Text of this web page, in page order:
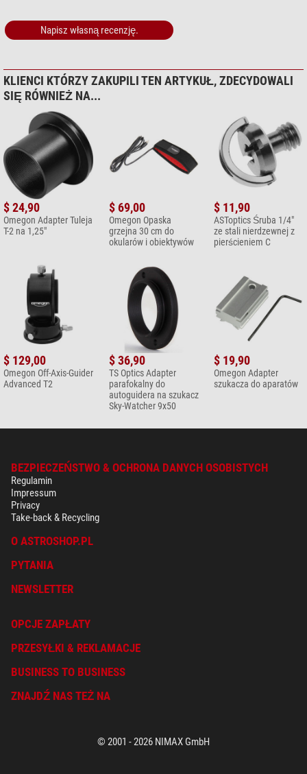
Napisz własną recenzję.
KLIENCI KTÓRZY ZAKUPILI TEN ARTYKUŁ, ZDECYDOWALI
SIĘ RÓWNIEŻ NA...
$ 24,90
Omegon Adapter Tuleja
T-2 na 1,25"
$ 69,00
Omegon Opaska
grzejna 30 cm do
okularów i obiektywów
$ 11,90
ASToptics Śruba 1/4"
ze stali nierdzewnej z
pierścieniem C
$ 129,00
Omegon Off-Axis-Guider
Advanced T2
$ 36,90
TS Optics Adapter
parafokalny do
autoguidera na szukacz
Sky-Watcher 9x50
$ 19,90
Omegon Adapter
szukacza do aparatów
BEZPIECZEŃSTWO & OCHRONA DANYCH OSOBISTYCH
Regulamin
Impressum
Privacy
Take-back & Recycling
O ASTROSHOP.PL
PYTANIA
NEWSLETTER
OPCJE ZAPŁATY
PRZESYŁKI & REKLAMACJE
BUSINESS TO BUSINESS
ZNAJDŹ NAS TEŻ NA
© 2001 - 2026 NIMAX GmbH